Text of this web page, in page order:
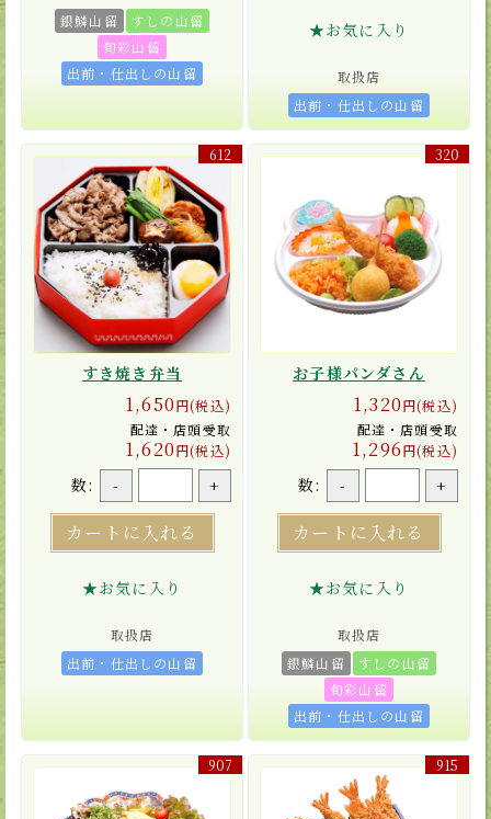
銀鱗山留
すしの山留
旬彩山留
出前・仕出しの山留
★お気に入り
取扱店
出前・仕出しの山留
612
すき焼き弁当
1,650円(税込)
配達・店頭受取
1,620円(税込)
数: - +
カートに入れる
★お気に入り
取扱店
出前・仕出しの山留
320
お子様パンダさん
1,320円(税込)
配達・店頭受取
1,296円(税込)
数: - +
カートに入れる
★お気に入り
取扱店
銀鱗山留
すしの山留
旬彩山留
出前・仕出しの山留
907 915